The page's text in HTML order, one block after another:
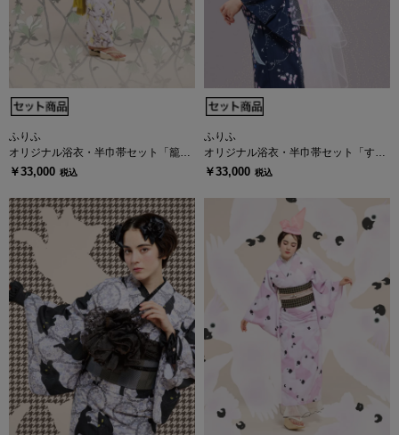
ふりふ
オリジナル浴衣・半巾帯セット「籠木
蓮」
￥33,000 税込
ふりふ
オリジナル浴衣・半巾帯セット「すず
らん星」
￥33,000 税込